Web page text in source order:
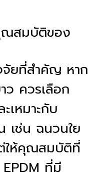
ณสมบัติของ
ยที่สำคัญ หาก
ว ควรเลือก
หมาะกับ
เช่น ฉนวนใย
ให้คุณสมบัติที่
ที่มี